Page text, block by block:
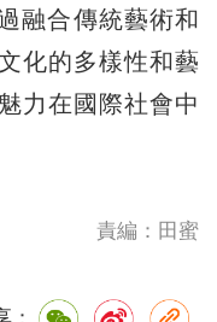
合傳統藝術和
化的多樣性和藝
力在國際社會中
責編：田蜜
：